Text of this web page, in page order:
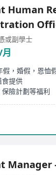
Human
或副學士
假，婚假，恩恤
食提供
險計劃等福利
Manager